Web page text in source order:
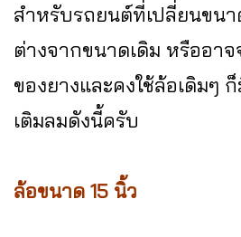
สำหรับรถยนต์ที่เปลี่ยนขน
ต่างจากขนาดเดิม หรืออา
ของยางและคงใช้ล้อเดิมๆ
เติมลมดังนี้ครับ
ล้อขนาด 15 นิ้ว